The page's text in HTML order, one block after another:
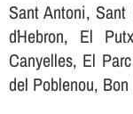
Sant Antoni, Sant
d´Hebron, El
Canyelles, El
del Poblenou,